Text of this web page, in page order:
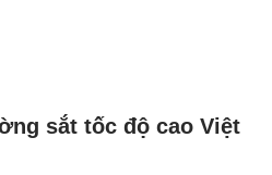
sắt tốc độ cao Việt